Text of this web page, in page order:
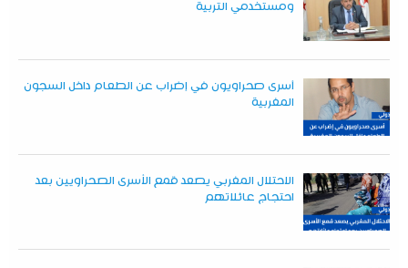
ومستخدمي التربية
أسرى صحراويون في إضراب عن الطعام داخل السجون
المغربية
الاحتلال المغربي يصعد قمع الأسرى الصحراويين بعد
احتجاج عائلاتهم